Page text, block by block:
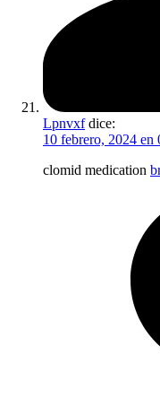
Lpnvxf dice:
10 febrero, 2024 en
clomid medication